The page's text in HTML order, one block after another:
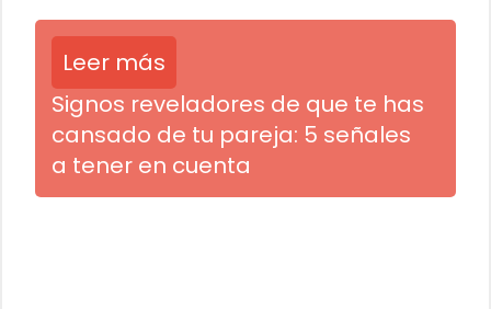
Leer más
Signos reveladores de que te has
cansado de tu pareja: 5 señales
a tener en cuenta